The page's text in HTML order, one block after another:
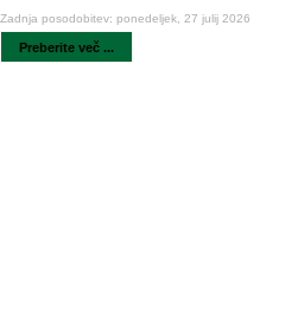
Zadnja posodobitev: ponedeljek, 27 julij 2026
Preberite več ...